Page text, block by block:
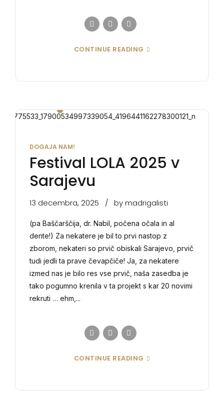
CONTINUE READING
DOGAJA NAM!
Festival LOLA 2025 v
Sarajevu
13 decembra, 2025 by madrigalisti
(pa Baščarščija, dr. Nabil, počena očala in al
dente!) Za nekatere je bil to prvi nastop z
zborom, nekateri so prvič obiskali Sarajevo, prvič
tudi jedli ta prave čevapčiče! Ja, za nekatere
izmed nas je bilo res vse prvič, naša zasedba je
tako pogumno krenila v ta projekt s kar 20 novimi
rekruti … ehm,...
CONTINUE READING